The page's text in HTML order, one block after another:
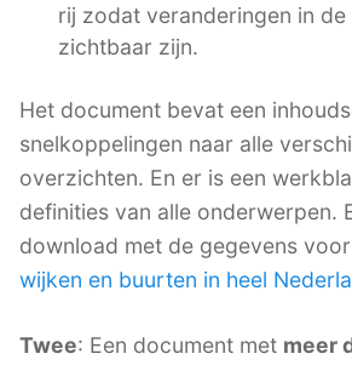
rij zodat veranderingen in
zichtbaar zijn.
Het document bevat een
snelkoppelingen naar alle
overzichten. En er is een
definities van alle onderwerpen.
download met de gegevens voor
wijken en buurten in heel
Twee: Een document met meer